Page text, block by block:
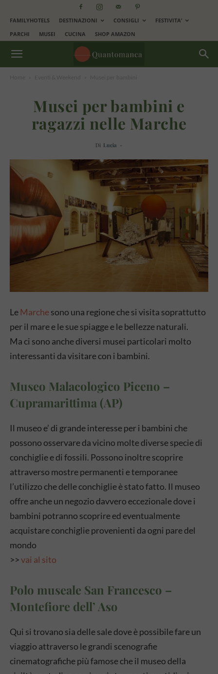
FAMILYHOTELS DESTINAZIONI CONSIGLI
FESTIVITA’
PARCHI
MUSEI CUCINA SHOP AMAZON
Musei per bambini e
ragazzi nelle Marche
Di Lucia -
LeMarchesono una regione che si visita soprattutto
per il mare e le sue spiagge e le bellezze naturali.
Ma ci sono anche diversi musei particolari molto
interessanti da visitare con i bambini.
Museo Malacologico Piceno –
Cupramarittima (AP)
Il museo e’ di grande interesse per i bambini che
possono osservare da vicino molte diverse specie di
conchiglie e di fossili. Possono inoltre scoprire
attraverso mostre permanenti e temporanee
l’utilizzo che delle conchiglie è stato fatto. Il museo
offre anche un negozio davvero eccezionale dove i
bambini potranno scoprire ed eventualmente
acquistare conchiglie provenienti da ogni pare del
mondo
>>vai al sito
Polo museale San Francesco –
Montefiore dell’ Aso
Qui si trovano sia delle sale dove è possibile fare un
viaggio attraverso le grandi scenografie
cinematografiche più famose che il museo della